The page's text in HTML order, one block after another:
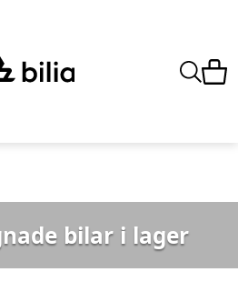
bilar i lager